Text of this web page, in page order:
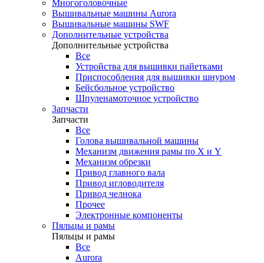
Многоголовочные
Вышивальные машины Aurora
Вышивальные машины SWF
Дополнительные устройства
Дополнительные устройства
Все
Устройства для вышивки пайетками
Приспособления для вышивки шнуром
Бейсбольное устройство
Шпуленамоточное устройство
Запчасти
Запчасти
Все
Голова вышивальной машины
Механизм движения рамы по X и Y
Механизм обрезки
Привод главного вала
Привод игловодителя
Привод челнока
Прочее
Электронные компоненты
Пяльцы и рамы
Пяльцы и рамы
Все
Aurora